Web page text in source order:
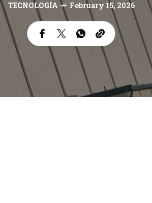
TECNOLOGÍA February 15, 2026